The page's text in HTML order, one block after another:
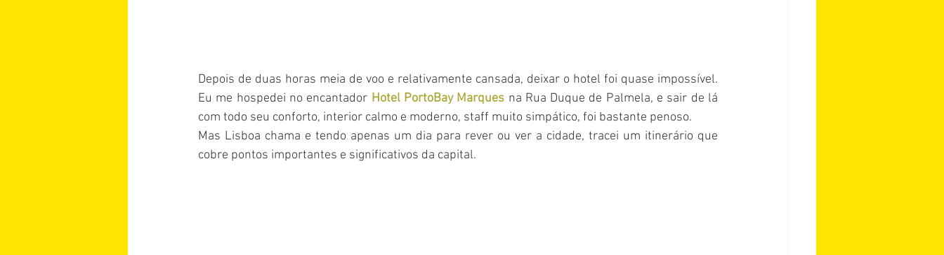
Depois de duas horas meia de voo e relativamente cansada, deixar o hotel foi quase impossível.
Eu me hospedei no encantador Hotel PortoBay Marques na Rua Duque de Palmela, e sair de lá
com todo seu conforto, interior calmo e moderno, staff muito simpático, foi bastante penoso.
Mas Lisboa chama e tendo apenas um dia para rever ou ver a cidade, tracei um itinerário que
cobre pontos importantes e significativos da capital.